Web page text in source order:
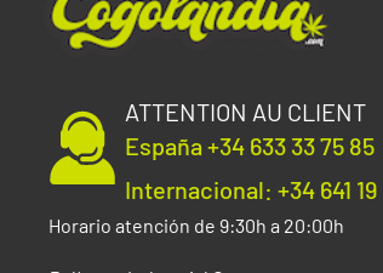
ATTENTION AU CLIENT
España +34 633 33 75 85
Internacional: +34 641 19
Horario atención de 9:30h a 20:00h